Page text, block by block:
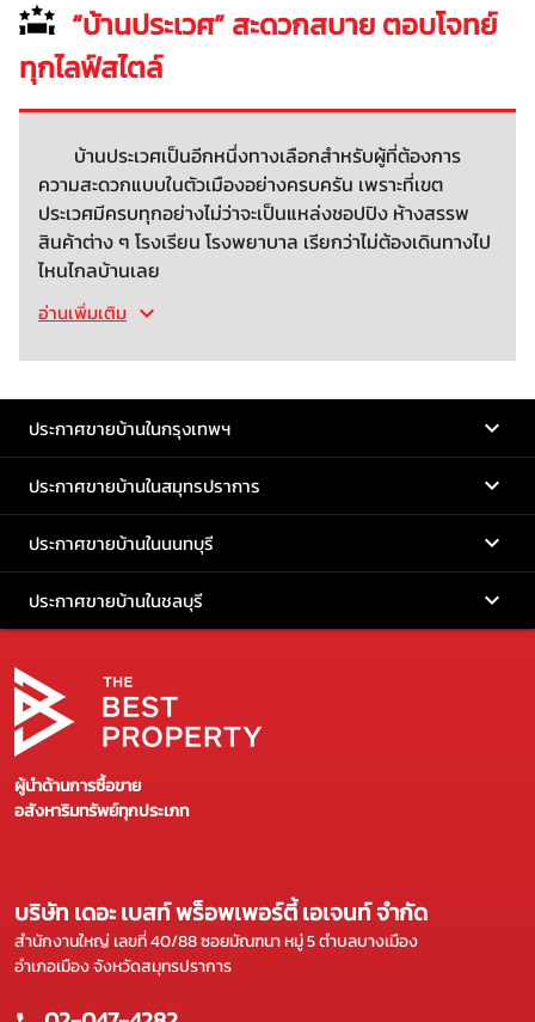
“บ้านประเวศ” สะดวกสบาย ตอบโจทย์
ทุกไลฟ์สไตล์
บ้านประเวศเป็นอีกหนึ่งทางเลือกสำหรับผู้ที่ต้องการ
ความสะดวกแบบในตัวเมืองอย่างครบครัน เพราะที่เขต
ประเวศมีครบทุกอย่างไม่ว่าจะเป็นแหล่งชอปปิง ห้างสรรพ
สินค้าต่าง ๆ โรงเรียน โรงพยาบาล เรียกว่าไม่ต้องเดินทางไป
ไหนไกลบ้านเลย
อ่านเพิ่มเติม
ประกาศขายบ้านในกรุงเทพฯ
ประกาศขายบ้านในสมุทรปราการ
ประกาศขายบ้านในนนทบุรี
ประกาศขายบ้านในชลบุรี
ผู้นำด้านการซื้อขาย
อสังหาริมทรัพย์ทุกประเภท
บริษัท เดอะ เบสท์ พร็อพเพอร์ตี้ เอเจนท์ จำกัด
สำนักงานใหญ่ เลขที่ 40/88 ซอยมัณฑนา หมู่ 5 ตำบลบางเมือง
อำเภอเมือง จังหวัดสมุทรปราการ